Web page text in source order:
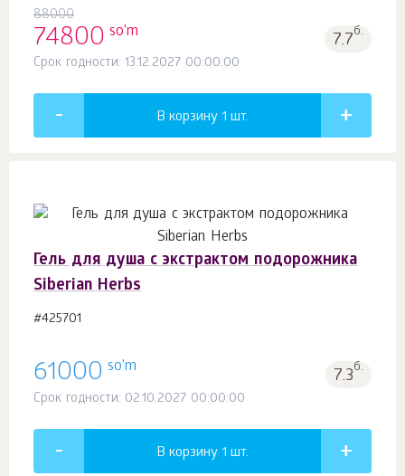
88000
74800 so'm 7.7б.
Срок годности: 13.12.2027 00:00:00
В корзину 1 шт.
Гель для душа с экстрактом подорожника
Siberian Herbs
#425701
61000 so'm 7.3б.
Срок годности: 02.10.2027 00:00:00
В корзину 1 шт.